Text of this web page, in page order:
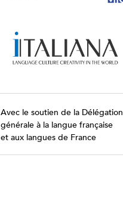
Avec le soutien de la Délégation
générale à la langue française
et aux langues de France